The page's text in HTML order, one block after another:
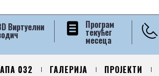
Програм
текућег
месеца
Виртуелни
032 ГАЛЕРИЈА ПРОЈЕКТИ